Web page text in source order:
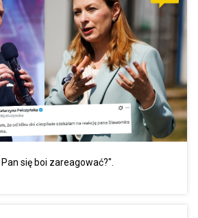
się boi zareagować?".